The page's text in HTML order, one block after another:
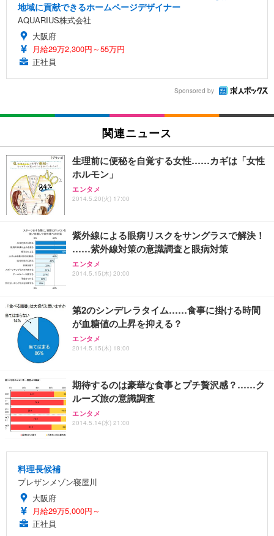
地域に貢献できるホームページデザイナー
AQUARIUS株式会社
大阪府
月給29万2,300円～55万円
正社員
Sponsored by
関連ニュース
生理前に便秘を自覚する女性……カギは「女性
ホルモン」
エンタメ
2014.5.20(火) 17:00
紫外線による眼病リスクをサングラスで解決！
……紫外線対策の意識調査と眼病対策
エンタメ
2014.5.15(木) 20:00
第2のシンデレラタイム……食事に掛ける時間
が血糖値の上昇を抑える？
エンタメ
2014.5.15(木) 18:00
期待するのは豪華な食事とプチ贅沢感？……ク
ルーズ旅の意識調査
エンタメ
2014.5.14(水) 21:00
料理長候補
プレザンメゾン寝屋川
大阪府
月給29万5,000円～
正社員